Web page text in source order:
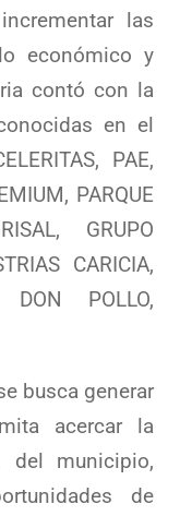
las
económico y
contó con la
en el
PAE,
PARQUE
GRUPO
CARICIA,
DON POLLO,
busca generar
acercar la
del municipio,
de